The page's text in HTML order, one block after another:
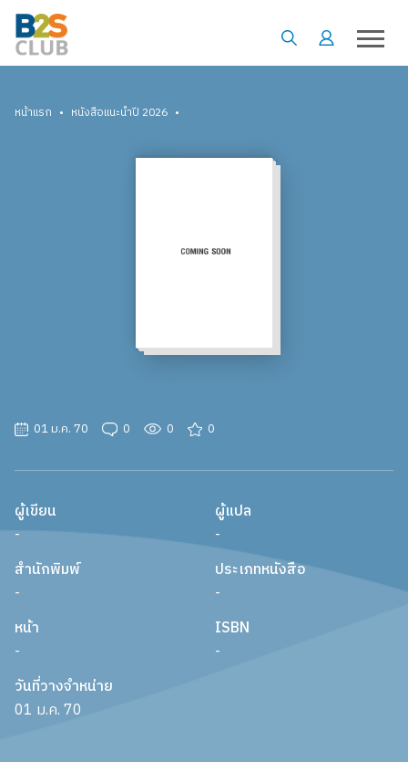
หน้าแรก • หนังสือแนะนำปี 2026 •
01 ม.ค. 70 0 0 0
ผู้เขียน
-
ผู้แปล
-
สำนักพิมพ์
-
ประเภทหนังสือ
-
หน้า
-
ISBN
-
วันที่วางจำหน่าย
01 ม.ค. 70